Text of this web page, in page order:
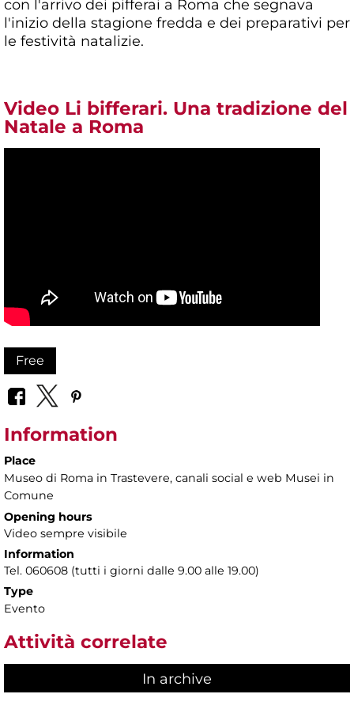
con l'arrivo dei pifferai a Roma che segnava
l'inizio della stagione fredda e dei preparativi per
le festività natalizie.
Video Li bifferari. Una tradizione del
Natale a Roma
Free
Information
Place
Museo di Roma in Trastevere, canali social e web Musei in
Comune
Opening hours
Video sempre visibile
Information
Tel. 060608 (tutti i giorni dalle 9.00 alle 19.00)
Type
Evento
Attività correlate
In archive